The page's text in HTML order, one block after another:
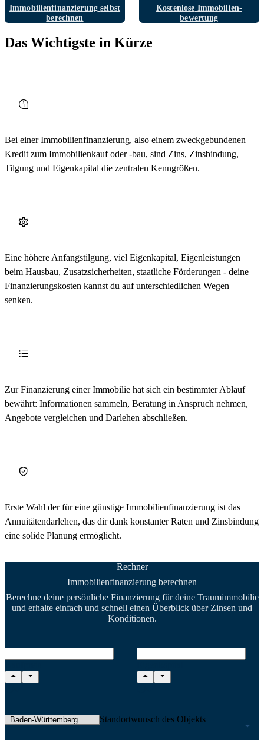
Immobilien­finanzierungselbst
berechnen
Kostenlose Immobilien­
bewertung
Das Wichtigste in Kürze
Bei einer Immobilienfinanzierung, also einem zweckgebundenen
Kredit zum Immobilienkauf oder -bau, sind Zins, Zinsbindung,
Tilgung und Eigenkapital die zentralen Kenngrößen.
Eine höhere Anfangstilgung, viel Eigenkapital, Eigenleistungen
beim Hausbau, Zusatzsicherheiten, staatliche Förderungen - deine
Finanzierungskosten kannst du auf unterschiedlichen Wegen
senken.
Zur Finanzierung einer Immobilie hat sich ein bestimmter Ablauf
bewährt: Informationen sammeln, Beratung in Anspruch nehmen,
Angebote vergleichen und Darlehen abschließen.
Erste Wahl der für eine günstige Immobilienfinanzierung ist das
Annuitätendarlehen, das dir dank konstanter Raten und Zinsbindung
eine solide Planung ermöglicht.
Rechner
Immobilienfinanzierung berechnen
Berechne deine persönliche Finanzierung für deine Traumimmobilie
und erhalte einfach und schnell einen Überblick über Zinsen und
Konditionen.
Standortwunsch des Objekts